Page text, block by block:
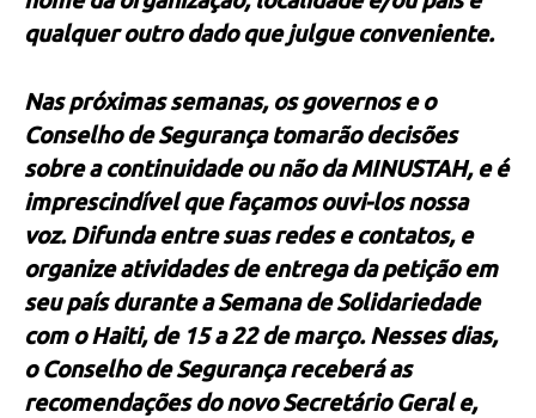
qualquer outro dado que julgue conveniente.
Nas próximas semanas, os governos e o
Conselho de Segurança tomarão decisões
sobre a continuidade ou não da MINUSTAH, e é
imprescindível que façamos ouvi-los nossa
voz. Difunda entre suas redes e contatos, e
organize atividades de entrega da petição em
seu país durante a Semana de Solidariedade
com o Haiti, de 15 a 22 de março. Nesses dias,
o Conselho de Segurança receberá as
recomendações do novo Secretário Geral e,